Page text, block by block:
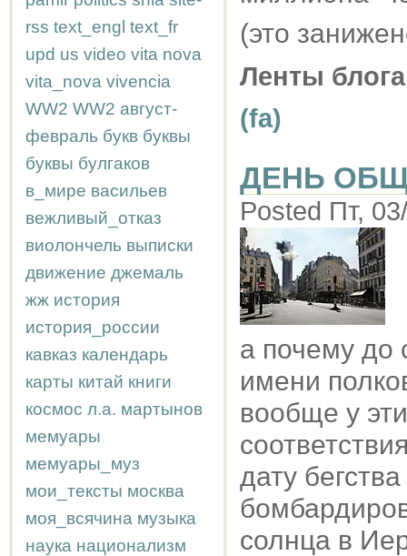
rss text_engl text_fr
upd us video vita nova
vita_nova vivencia
WW2 WW2 август-
февраль букв буквы
буквы булгаков
в_мире васильев
вежливый_отказ
виолончель выписки
движение джемаль
жж история
история_россии
кавказ календарь
карты китай книги
космос л.а. мартынов
мемуары
мемуары_муз
мои_тексты москва
моя_всячина музыка
наука национализм
(это
Ленты
(fa)
ДЕНЬ
Posted Пт,
а почему до
имени
вообще у
дату
солнца в